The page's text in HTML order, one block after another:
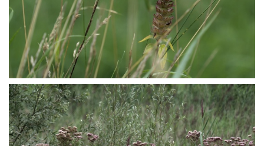
P8165639